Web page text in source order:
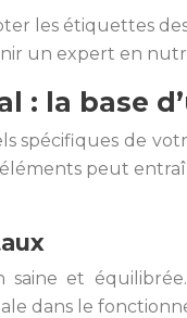
les étiquettes
un expert en
: la base
de
peut
et
dans le